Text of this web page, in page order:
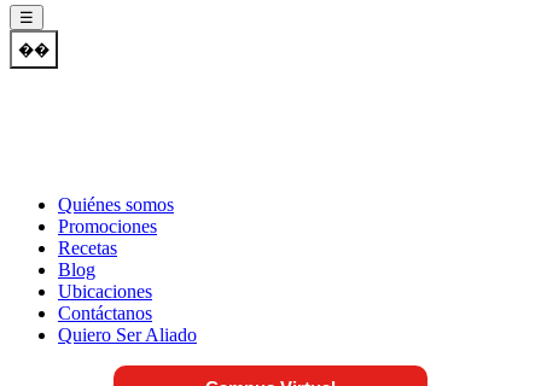
☰
��
Quiénes somos
Promociones
Recetas
Blog
Ubicaciones
Contáctanos
Quiero Ser Aliado